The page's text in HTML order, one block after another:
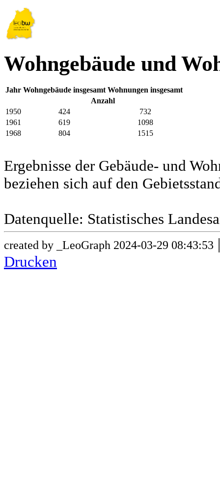
Wohngebäude und
Jahr Wohngebäude insgesamt Wohnungen insgesamt
Anzahl
1950
424
732
1961
619
1098
1968
804 1515
Ergebnisse der Gebäude- und
beziehen sich auf den
Datenquelle: Statistisches
created by _LeoGraph 2024-03-29 08:43:53
Drucken